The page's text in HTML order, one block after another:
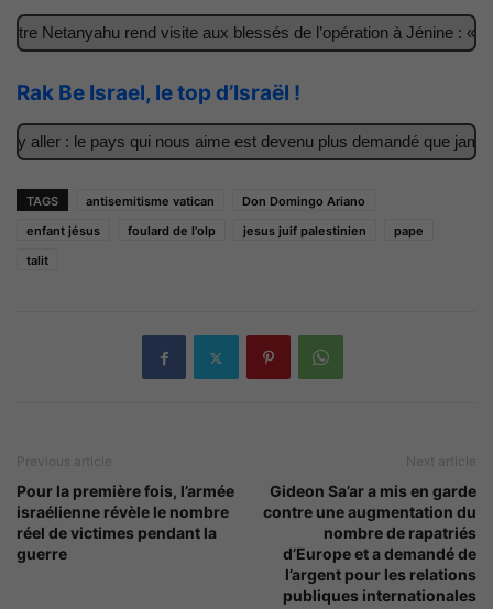
Netanyahu rend visite aux blessés de l’opération à Jénine : « Ces
Rak Be Israel, le top d’Israël !
: le pays qui nous aime est devenu plus demandé que jamais
TAGS antisemitisme vatican
Don Domingo Ariano
enfant jésus
foulard de l'olp jesus juif palestinien
pape
talit
Previous article
Pour la première fois, l’armée
israélienne révèle le nombre
réel de victimes pendant la
guerre
Next article
Gideon Sa’ar a mis en garde
contre une augmentation du
nombre de rapatriés
d’Europe et a demandé de
l’argent pour les relations
publiques internationales